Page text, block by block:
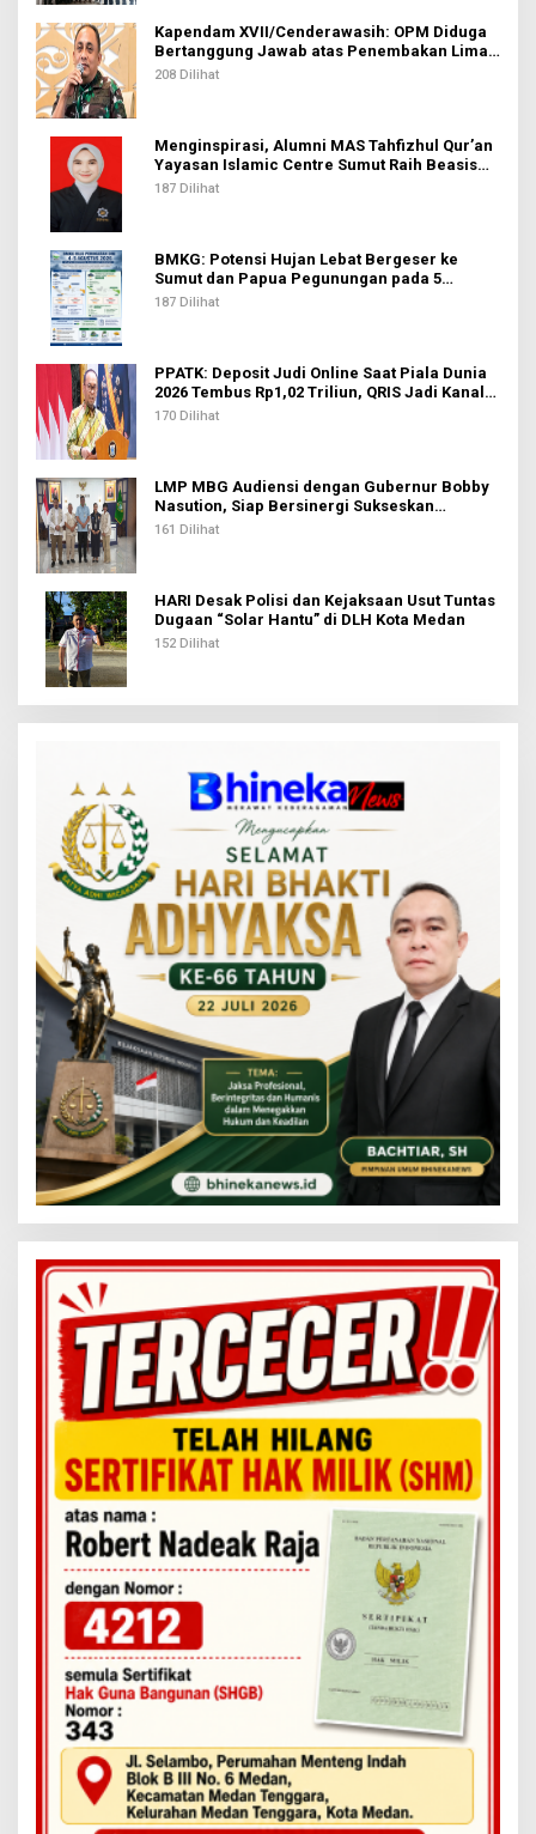
Kapendam XVII/Cenderawasih: OPM Diduga
Bertanggung Jawab atas Penembakan Lima
Pekerja di Tolikara
208 Dilihat
Menginspirasi, Alumni MAS Tahfizhul Qur’an
Yayasan Islamic Centre Sumut Raih Beasiswa
BIB Kemenag
187 Dilihat
BMKG: Potensi Hujan Lebat Bergeser ke
Sumut dan Papua Pegunungan pada 5
Agustus
187 Dilihat
PPATK: Deposit Judi Online Saat Piala Dunia
2026 Tembus Rp1,02 Triliun, QRIS Jadi Kanal
Terbanyak
170 Dilihat
LMP MBG Audiensi dengan Gubernur Bobby
Nasution, Siap Bersinergi Sukseskan
Program Makan Bergizi Gratis di Sumut
161 Dilihat
HARI Desak Polisi dan Kejaksaan Usut Tuntas
Dugaan “Solar Hantu” di DLH Kota Medan
152 Dilihat